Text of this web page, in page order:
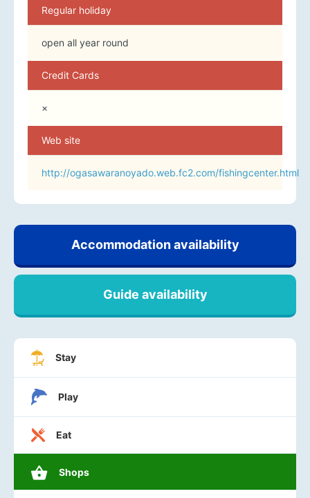
Regular holiday
open all year round
Credit Cards
×
Web site
http://ogasawaranoyado.web.fc2.com/fishingcenter.html
Accommodation availability
Guide availability
Stay
Play
Eat
Shops